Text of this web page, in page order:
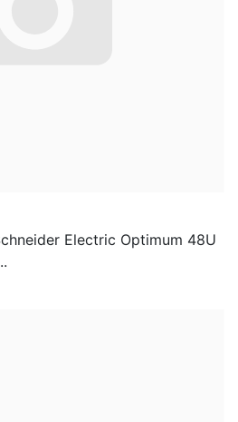
Electric Optimum 48U